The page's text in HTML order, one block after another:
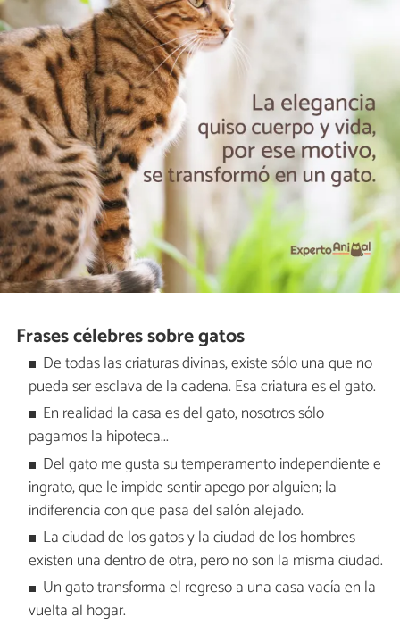
Frases célebres sobre gatos
De todas las criaturas divinas, existe sólo una que no
pueda ser esclava de la cadena. Esa criatura es el gato.
En realidad la casa es del gato, nosotros sólo
pagamos la hipoteca...
Del gato me gusta su temperamento independiente e
ingrato, que le impide sentir apego por alguien; la
indiferencia con que pasa del salón alejado.
La ciudad de los gatos y la ciudad de los hombres
existen una dentro de otra, pero no son la misma ciudad.
Un gato transforma el regreso a una casa vacía en la
vuelta al hogar.